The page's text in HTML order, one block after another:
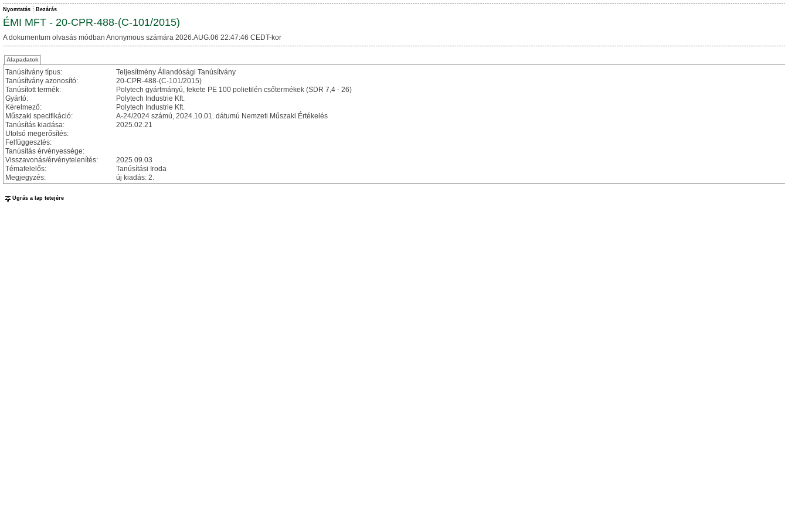
Nyomtatás Bezárás
ÉMI MFT - 20-CPR-488-(C-101/2015)
A dokumentum olvasás módban Anonymous számára 2026.AUG.06 22:47:46 CEDT-kor
Alapadatok
Tanúsítvány típus:
Teljesítmény Állandósági Tanúsítvány
Tanúsítvány azonosító:
20-CPR-488-(C-101/2015)
Tanúsított termék:
Polytech gyártmányú, fekete PE 100 polietilén csőtermékek (SDR 7,4 - 26)
Gyártó:
Polytech Industrie Kft.
Kérelmező:
Polytech Industrie Kft.
Műszaki specifikáció:
A-24/2024 számú, 2024.10.01. dátumú Nemzeti Műszaki Értékelés
Tanúsítás kiadása:
2025.02.21
Utolsó megerősítés:
Felfüggesztés:
Tanúsítás érvényessége:
Visszavonás/érvénytelenítés:
2025.09.03
Témafelelős:
Tanúsítási Iroda
Megjegyzés:
új kiadás: 2.
Ugrás a lap tetejére